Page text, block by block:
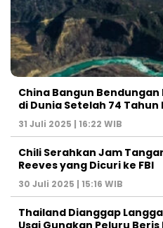
China Bangun
di Dunia Setelah 74
31 Juli 2025 | 16:22 WIB
Chili Serahkan Jam
Reeves yang Dicuri ke FBI
30 Juli 2025 | 15:16 WIB
Thailand Dianggap
Usai Gunakan Peluru